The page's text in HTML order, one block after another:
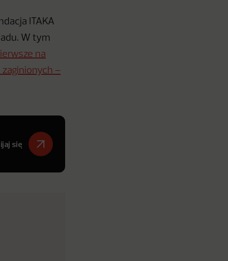
ITAKA
W tym
na
–
się